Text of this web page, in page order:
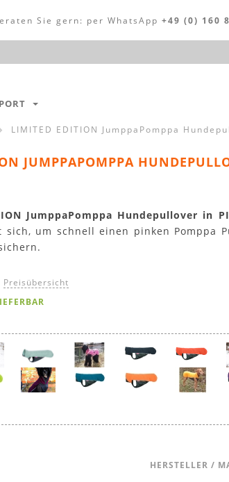
Sie gern: per WhatsApp +49 (0) 160
LIMITED EDITION JumppaPomppa
JUMPPAPOMPPA
JumppaPomppa Hundepullover in
sich, um schnell einen pinken Pomppa
Preisübersicht
HERSTELLER /